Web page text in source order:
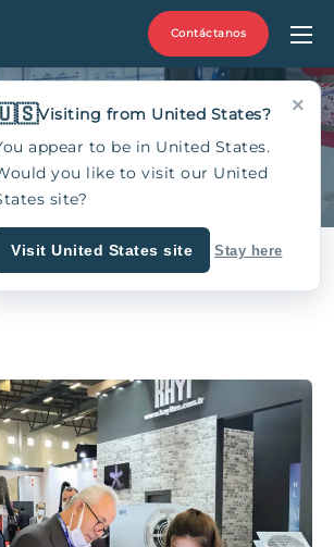
Contáctanos
Turquía
×
Visiting from United States?
appear to be in United States.
you like to visit our United
site?
Visit United States site Stay here